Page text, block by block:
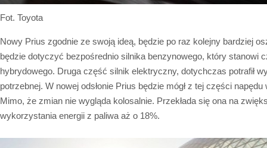
Fot. Toyota
Nowy Prius zgodnie ze swoją ideą, będzie po raz kolejny bardziej
będzie dotyczyć bezpośrednio silnika benzynowego, który stanowi
hybrydowego. Druga część silnik elektryczny, dotychczas potrafił
potrzebnej. W nowej odsłonie Prius będzie mógł z tej części
Mimo, że zmian nie wygląda kolosalnie. Przekłada się ona na
wykorzystania energii z paliwa aż o 18%.